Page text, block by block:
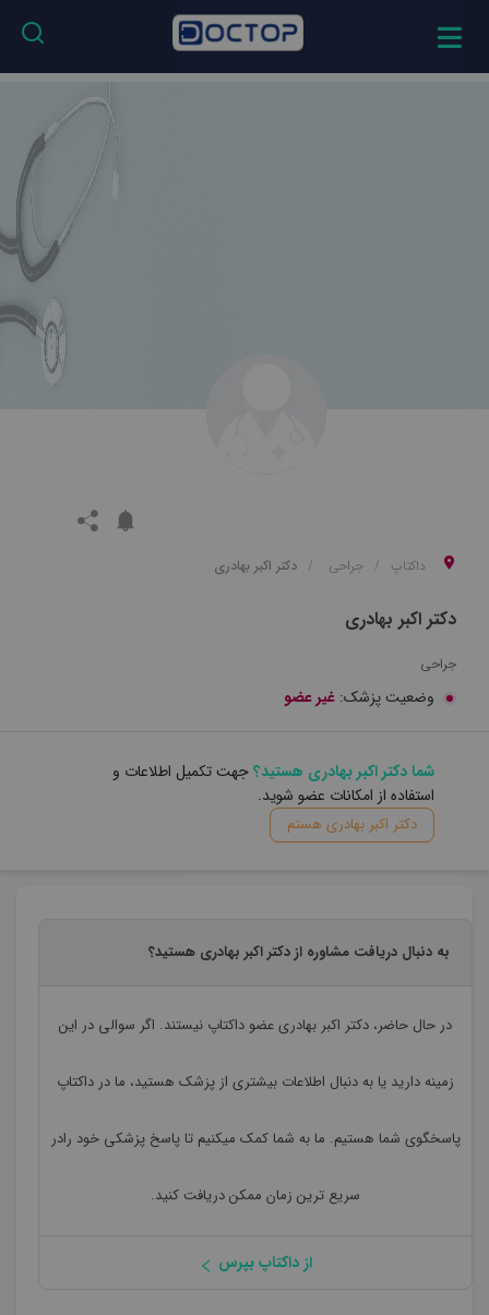
داکتاپ جراحی دکتر اکبر بهادری
دکتر اکبر بهادری
جراحی
وضعیت پزشک: غیر عضو
شما دکتر اکبر بهادری هستید؟جهت تکمیل اطلاعات و
استفاده از امکانات عضو شوید.
دکتر اکبر بهادری هستم
به دنبال دریافت مشاوره از دکتر اکبر بهادری هستید؟
در حال حاضر، دکتر اکبر بهادریعضو داکتاپ نیستند. اگر سوالی در این
زمینه دارید یا به دنبال اطلاعات بیشتری از پزشک هستید، ما در داکتاپ
پاسخگوی شما هستیم. ما به شما کمک میکنیم تا پاسخ پزشکی خود رادر
سریع ترین زمان ممکن دریافت کنید.
از داکتاپ بپرس